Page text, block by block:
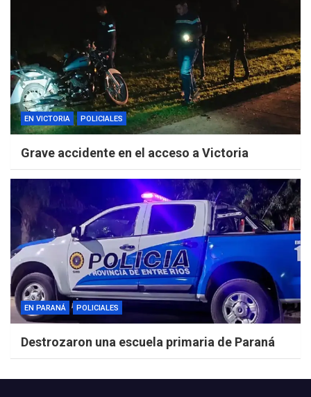
EN VICTORIA POLICIALES
Grave accidente en el acceso a Victoria
EN PARANÁ POLICIALES
Destrozaron una escuela primaria de Paraná